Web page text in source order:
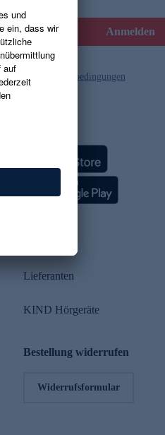
Anmelden
und die Gutscheinbedingungen
Lieferanten
KIND Hörgeräte
Bestellung widerrufen
Widerrufsformular